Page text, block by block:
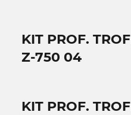
KIT PROF.
Z-750 04
KIT PROF.